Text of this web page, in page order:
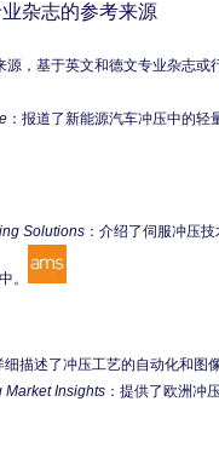
杂志的参考来源
：报道了新能源汽车冲压中的
Solutions ：介绍了伺服冲压
。
细描述了冲压工艺的自动化和图
Market Insights ：提供了欧洲冲